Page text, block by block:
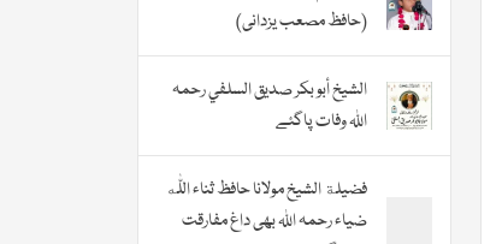
(حافظ مصعب یزدانی)
الشيخ أبو بكر صديق السلفي رحمہ
اللہ وفات پاگئے
فضیلة الشيخ مولانا حافظ ثناء اللّٰه
ضیاء رحمہ اللہ بھی داغ مفارقت